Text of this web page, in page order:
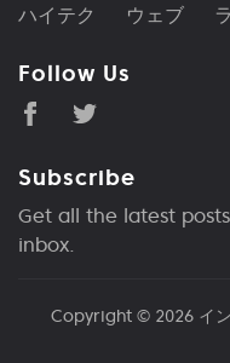
ハイテク ウェブ
Follow Us
Subscribe
Get all the latest
inbox.
Copyright © 2026 イ